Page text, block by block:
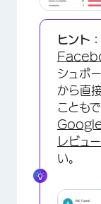
ヒント：
シュボ
から直
こともで
Google
レビュ
い。